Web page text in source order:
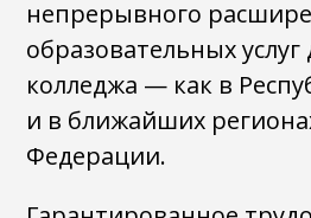
непрерывного
образовательных услуг
колледжа — как в
и в ближайших
Федерации.